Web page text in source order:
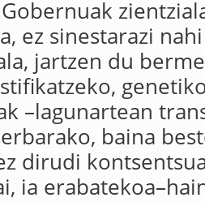
ez sinestarazi
jartzen du
–lagunartean
baina
dirudi
ia